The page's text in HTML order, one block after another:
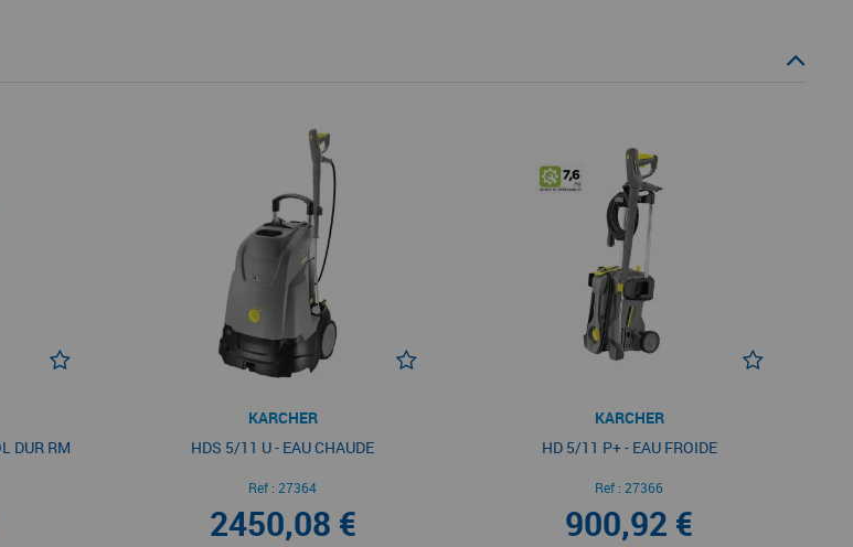
DUR RM
KARCHER
HDS 5/11 U - EAU CHAUDE
Ref : 27364
2450,08 €
KARCHER
HD 5/11 P+ - EAU FROIDE
Ref : 27366
900,92 €